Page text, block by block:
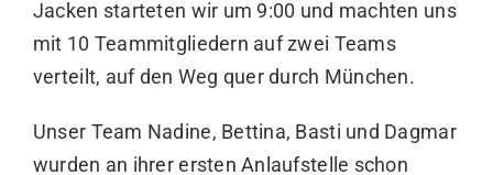
Jacken starteten wir um 9:00 und machten uns
mit 10 Teammitgliedern auf zwei Teams
verteilt, auf den Weg quer durch München.
Unser Team Nadine, Bettina, Basti und Dagmar
wurden an ihrer ersten Anlaufstelle schon